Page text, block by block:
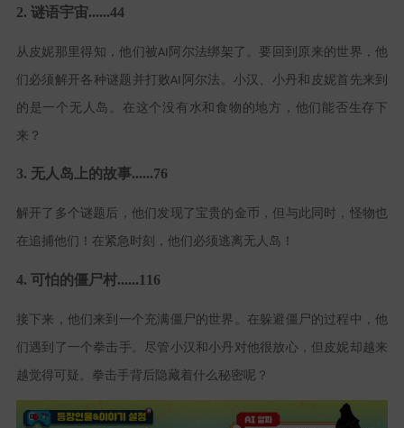
2. 谜语宇宙......44
从 皮妮 那里得知，他们被AI 阿尔法绑架了。要回到原来的世界，他
们必须解开各种谜题并打败AI 阿尔法。 小汉 小丹和 皮妮首先来到
的是一个无人岛。在这个没有水和食物的地方，他们能否生存下
来？
3. 无人岛上的故事......76
解开了多个谜题后，他们发现了宝贵的金币，但与此同时，怪物也
在追捕他们！在紧急时刻，他们必须逃离无人岛！
4. 可怕的僵尸村......116
接下来，他们来到一个充满僵尸的世界。在躲避僵尸的过程中，他
们遇到了一个拳击手。尽管小汉和小丹 对他很放心，但 皮妮却越来
越觉得可疑。拳击手背后隐藏着什么秘密呢？